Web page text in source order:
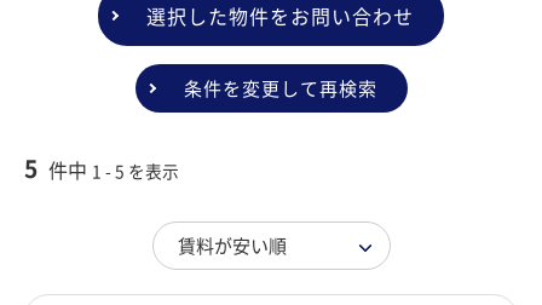
選択した物件をお問い合わせ
条件を変更して再検索
5 件中 1 - 5 を表示